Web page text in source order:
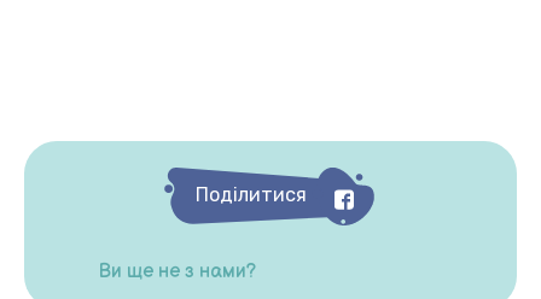
Поділитися
Ви ще не з нами?